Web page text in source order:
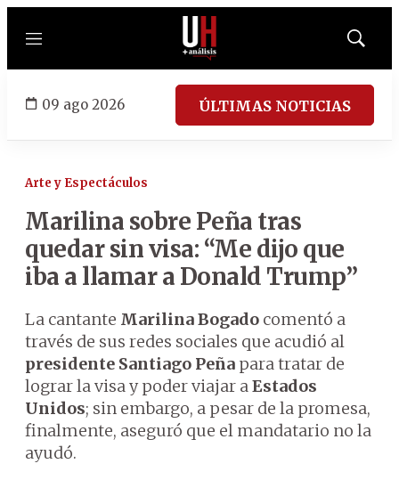
Menú
Mostrar
09 ago 2026 ÚLTIMAS NOTICIAS
Arte y Espectáculos
Marilina sobre Peña tras
quedar sin visa: “Me dijo que
iba a llamar a Donald Trump”
La cantante Marilina Bogado comentó a
través de sus redes sociales que acudió al
presidente Santiago Peña para tratar de
lograr la visa y poder viajar aEstados
Unidos; sin embargo, a pesar de la promesa,
finalmente, aseguró que el mandatario no la
ayudó.